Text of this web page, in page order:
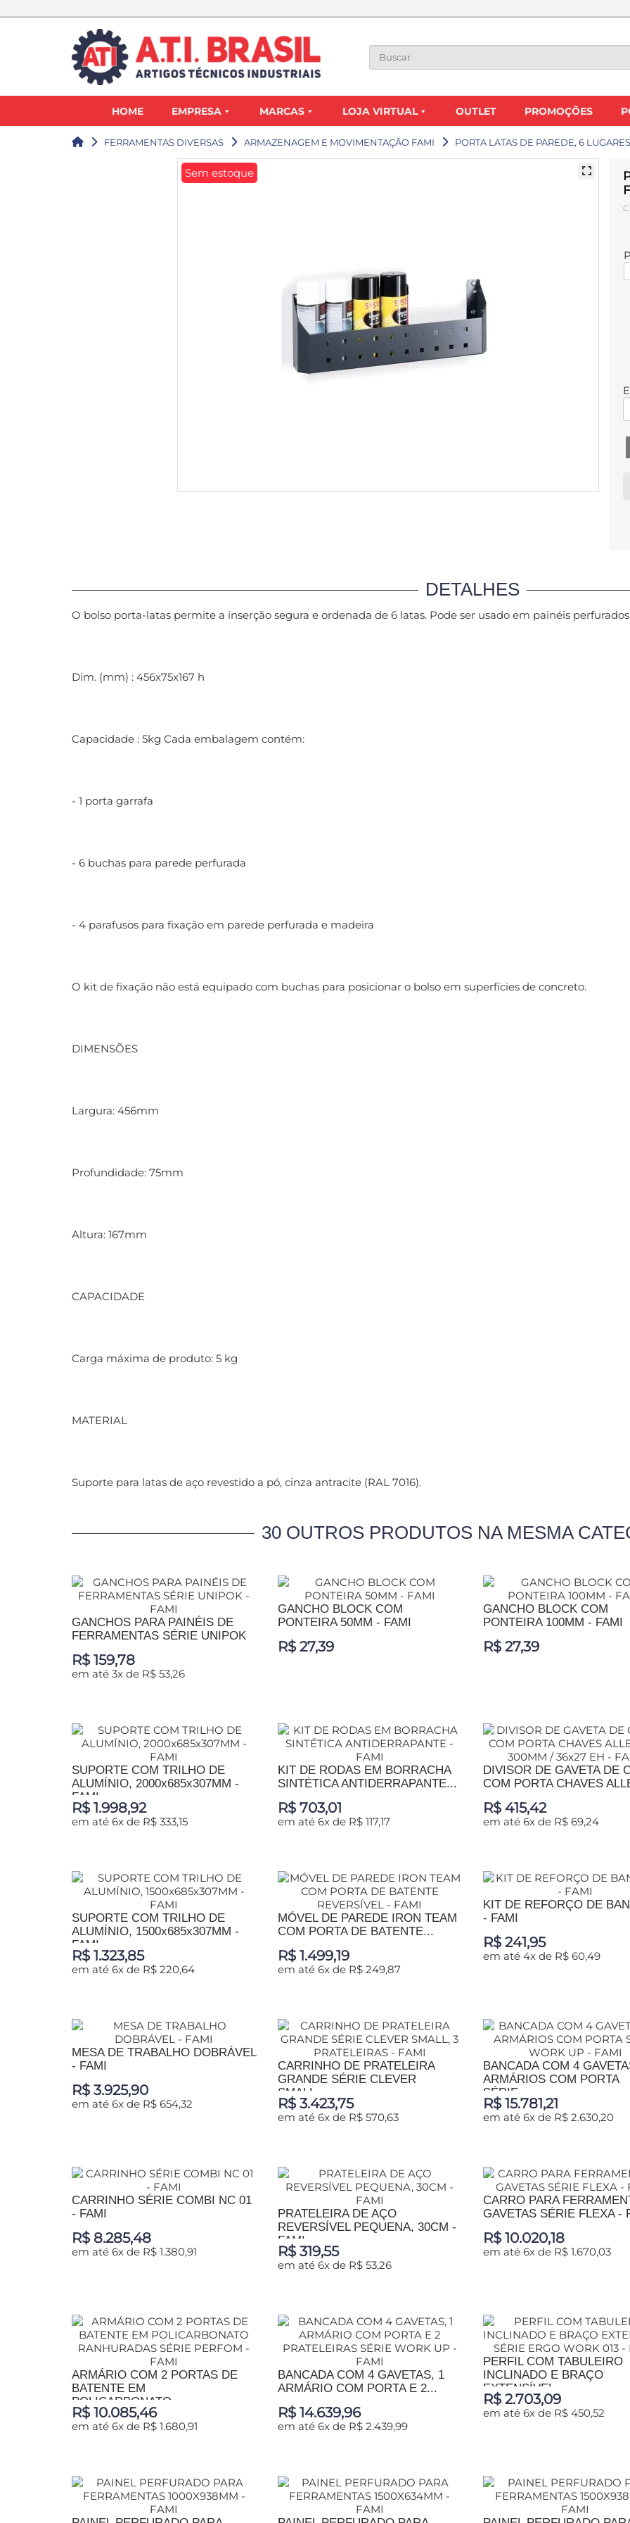
HOME EMPRESA MARCAS LOJA VIRTUAL OUTLET PROMOÇÕES
FERRAMENTAS DIVERSAS ARMAZENAGEM E MOVIMENTAÇÃO FAMI PORTA LATAS DE PAREDE, 6
Sem estoque
DETALHES
O bolso porta-latas permite a inserção segura e ordenada de 6 latas. Pode ser usado em painéis
Dim. (mm) : 456x75x167 h
Capacidade : 5kg Cada embalagem contém:
- 1 porta garrafa
- 6 buchas para parede perfurada
- 4 parafusos para fixação em parede perfurada e madeira
O kit de fixação não está equipado com buchas para posicionar o bolso em superfícies de concreto.
DIMENSÕES
Largura: 456mm
Profundidade: 75mm
Altura: 167mm
CAPACIDADE
Carga máxima de produto: 5 kg
MATERIAL
Suporte para latas de aço revestido a pó, cinza antracite (RAL 7016).
30 OUTROS PRODUTOS NA MESMA
GANCHOS PARA PAINÉIS DE
FERRAMENTAS SÉRIE UNIPOK
-...
R$ 159,78
em até 3x de R$ 53,26
GANCHO BLOCK COM
PONTEIRA 50MM - FAMI
R$ 27,39
GANCHO BLOCK COM
PONTEIRA 100MM - FAMI
R$ 27,39
SUPORTE COM TRILHO DE
ALUMÍNIO, 2000x685x307MM -
FAMI
R$ 1.998,92
em até 6x de R$ 333,15
KIT DE RODAS EM BORRACHA
SINTÉTICA ANTIDERRAPANTE...
R$ 703,01
em até 6x de R$ 117,17
DIVISOR DE GAVETA DE
COM PORTA CHAVES
R$ 415,42
em até 6x de R$ 69,24
SUPORTE COM TRILHO DE
ALUMÍNIO, 1500x685x307MM -
FAMI
R$ 1.323,85
em até 6x de R$ 220,64
MÓVEL DE PAREDE IRON TEAM
COM PORTA DE BATENTE...
R$ 1.499,19
em até 6x de R$ 249,87
KIT DE REFORÇO DE
- FAMI
R$ 241,95
em até 4x de R$ 60,49
MESA DE TRABALHO DOBRÁVEL
- FAMI
R$ 3.925,90
em até 6x de R$ 654,32
CARRINHO DE PRATELEIRA
GRANDE SÉRIE CLEVER
SMALL,...
R$ 3.423,75
em até 6x de R$ 570,63
BANCADA COM 4
ARMÁRIOS COM PORTA
SÉRIE...
R$ 15.781,21
em até 6x de R$ 2.630,20
CARRINHO SÉRIE COMBI NC 01
- FAMI
R$ 8.285,48
em até 6x de R$ 1.380,91
PRATELEIRA DE AÇO
REVERSÍVEL PEQUENA, 30CM -
FAMI
R$ 319,55
em até 6x de R$ 53,26
CARRO PARA
GAVETAS SÉRIE FLEXA -
R$ 10.020,18
em até 6x de R$ 1.670,03
ARMÁRIO COM 2 PORTAS DE
BATENTE EM
POLICARBONATO...
R$ 10.085,46
em até 6x de R$ 1.680,91
BANCADA COM 4 GAVETAS, 1
ARMÁRIO COM PORTA E 2...
R$ 14.639,96
em até 6x de R$ 2.439,99
PERFIL COM TABULEIRO
INCLINADO E BRAÇO
EXTENSÍVEL...
R$ 2.703,09
em até 6x de R$ 450,52